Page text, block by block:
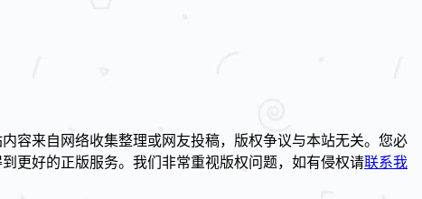
容来自网络收集整理或网友投稿，版权争议与本站无关。您必
更好的正版服务。我们非常重视版权问题，如有侵权请联系我